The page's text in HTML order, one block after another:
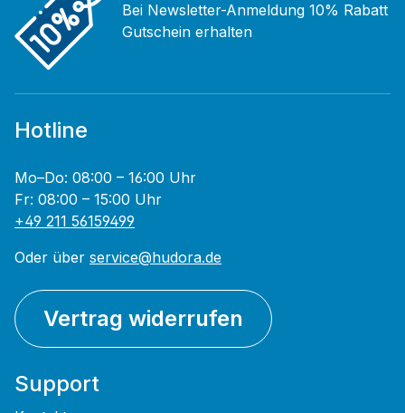
Bei Newsletter-Anmeldung 10% Rabatt
Gutschein erhalten
Hotline
Mo–Do: 08:00 – 16:00 Uhr
Fr: 08:00 – 15:00 Uhr
+49 211 56159499
Oder über service@hudora.de
Vertrag widerrufen
Support